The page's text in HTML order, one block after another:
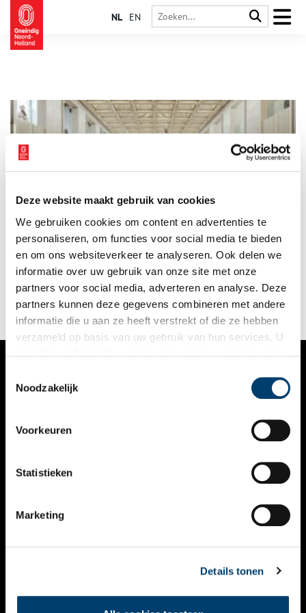
Deze website maakt gebruik van cookies
We gebruiken cookies om content en advertenties te
personaliseren, om functies voor social media te bieden
en om ons websiteverkeer te analyseren. Ook delen we
informatie over uw gebruik van onze site met onze
partners voor social media, adverteren en analyse. Deze
partners kunnen deze gegevens combineren met andere
informatie die u aan ze heeft verstrekt of die ze hebben
verzameld op basis van uw gebruik van hun services. U
Noodzakelijk
Voorkeuren
Statistieken
Marketing
Details tonen
NL EN
Nu de Raad van State in hoger beroep groen licht heeft
gegeven, kan het Amsterdam Museum eindelijk beginnen met
de restauratie van haar gebouwen aan de Kalverstraat.
1 min
VERHALEN
KALENDER
THEMA’S
VIDEO’S
CONTACT